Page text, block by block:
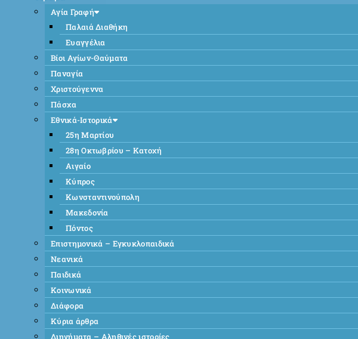
Αγία Γραφή
Παλαιά Διαθήκη
Ευαγγέλια
Βίοι Αγίων-Θαύματα
Παναγία
Χριστούγεννα
Πάσχα
Εθνικά-Ιστορικά
25η Μαρτίου
28η Οκτωβρίου – Κατοχή
Αιγαίο
Κύπρος
Κωνσταντινούπολη
Μακεδονία
Πόντος
Επιστημονικά – Εγκυκλοπαιδικά
Νεανικά
Παιδικά
Κοινωνικά
Διάφορα
Κύρια άρθρα
Διηγήματα – Αληθινές ιστορίες